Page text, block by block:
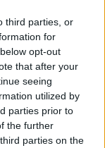
third parties, or
for
opt-out
that after your
seeing
utilized by
parties prior to
the further
parties on the